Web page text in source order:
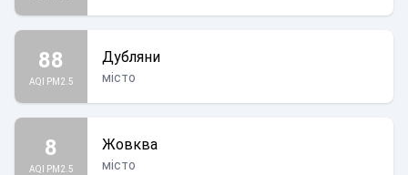
88
AQI PM2.5
Дубляни
місто
8
AQI PM2.5
Жовква
місто